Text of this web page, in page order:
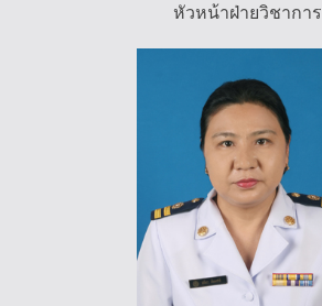
หัวหน้าฝ่ายวิชาการ